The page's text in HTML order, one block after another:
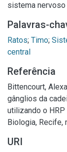
sistema nervoso
Palavras-
Ratos; Timo;
central
Referência
Bittencourt,
gânglios da
utilizando o HRP
Biologia, Recife,
URI